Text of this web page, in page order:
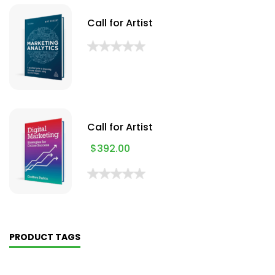
Call for Artist
Call for Artist
$392.00
PRODUCT TAGS